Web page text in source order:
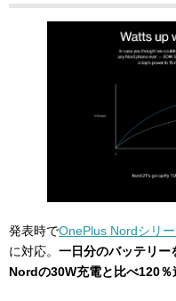
発表時でOnePlus Nordシリ
に対応。 一日分のバッテリー
Nordの30W充電と比べ120％